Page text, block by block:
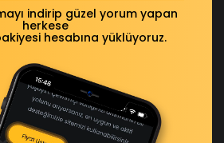
indirip güzel yorum yapan
herkese
hesabına yüklüyoruz.